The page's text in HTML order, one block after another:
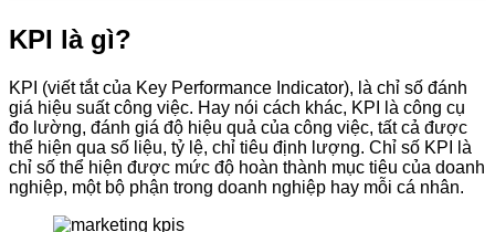
KPI là gì?
KPI (viết tắt của Key Performance Indicator), là chỉ số đánh
giá hiệu suất công việc. Hay nói cách khác, KPI là công cụ
đo lường, đánh giá độ hiệu quả của công việc, tất cả được
thể hiện qua số liệu, tỷ lệ, chỉ tiêu định lượng. Chỉ số KPI là
chỉ số thể hiện được mức độ hoàn thành mục tiêu của doanh
nghiệp, một bộ phận trong doanh nghiệp hay mỗi cá nhân.